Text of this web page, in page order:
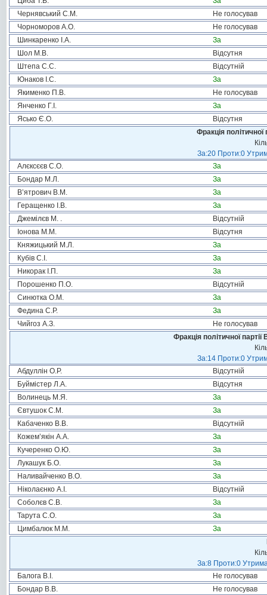
Чернявський С.М.
Не голосував
Чорноморов А.О.
Не голосував
Шинкаренко І.А.
За
Шол М.В.
Відсутня
Штепа С.С.
Відсутній
Юнаков І.С.
За
Якименко П.В.
Не голосував
Янченко Г.І.
За
Ясько Є.О.
Відсутня
Фракція
За:20 Проти:0
Алєксєєв С.О.
За
Бондар М.Л.
За
В’ятрович В.М.
За
Геращенко І.В.
За
Джемілєв М. .
Відсутній
Іонова М.М.
Відсутня
Княжицький М.Л.
За
Кубів С.І.
За
Никорак І.П.
За
Порошенко П.О.
Відсутній
Синютка О.М.
За
Федина С.Р.
За
Чийгоз А.З.
Не голосував
Фракція політичної
За:14 Проти:0
Абдуллін О.Р.
Відсутній
Буймістер Л.А.
Відсутня
Волинець М.Я.
За
Євтушок С.М.
За
Кабаченко В.В.
Відсутній
Кожем’якін А.А.
За
Кучеренко О.Ю.
За
Лукашук Б.О.
За
Наливайченко В.О.
За
Ніколаєнко А.І.
Відсутній
Соболєв С.В.
За
Тарута С.О.
За
Цимбалюк М.М.
За
За:8 Проти:0
Балога В.І.
Не голосував
Бондар В.В.
Не голосував